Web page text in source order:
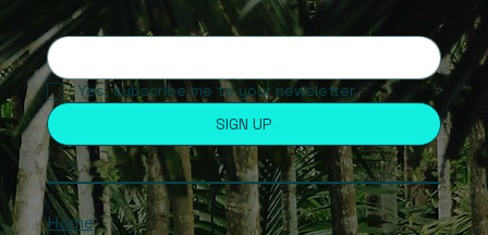
Yes, subscribe me to your newsletter.
SIGN UP
Home